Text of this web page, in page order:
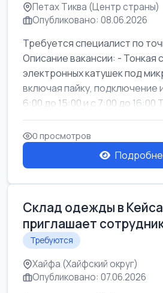
Петах Тиква (Центр страны)
Опубликовано: 08.06.2026
Требуется специалист по
Описание вакансии: - Тонкая
электронных катушек под
включая пайку, подключение
6:00 до 15:00 и с 7:00 до 16:00
0 просмотров
Склад одежды в
приглашает
Требуются
Хайфа (Хайфский округ)
Опубликовано: 07.06.2026